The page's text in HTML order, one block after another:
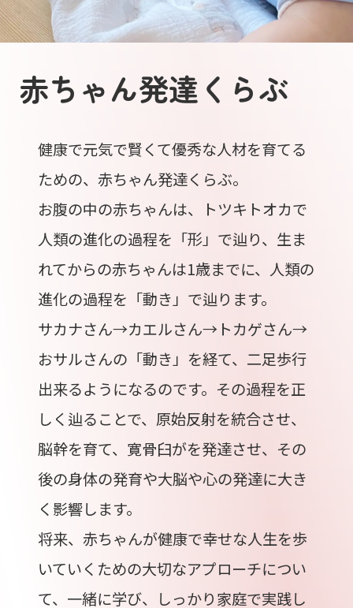
赤ちゃん発達くらぶ
健康で元気で賢くて優秀な人材を育てる
ための、赤ちゃん発達くらぶ。
お腹の中の赤ちゃんは、トツキトオカで
人類の進化の過程を「形」で辿り、生ま
れてからの赤ちゃんは1歳までに、人類の
進化の過程を「動き」で辿ります。
サカナさん→カエルさん→トカゲさん→
おサルさんの「動き」を経て、二足歩行
出来るようになるのです。その過程を正
しく辿ることで、原始反射を統合させ、
脳幹を育て、寛骨臼がを発達させ、その
後の身体の発育や大脳や心の発達に大き
く影響します。
将来、赤ちゃんが健康で幸せな人生を歩
いていくための大切なアプローチについ
て、一緒に学び、しっかり家庭で実践し